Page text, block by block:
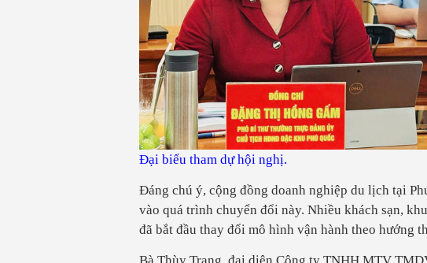
Đại biểu tham dự hội nghị.
Đáng chú ý, cộng đồng doanh nghiệp du lịch tại
vào quá trình chuyển đổi này. Nhiều khách sạn,
đã bắt đầu thay đổi mô hình vận hành theo hướng